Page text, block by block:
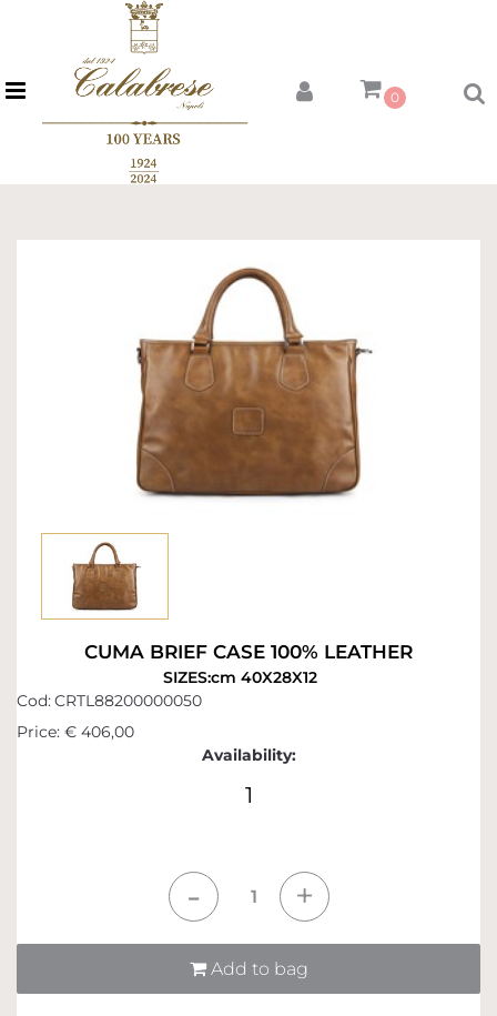
Open menu 0
CUMA BRIEF CASE 100% LEATHER
SIZES:cm 40X28X12
Cod:CRTL88200000050
Price: € 406,00
Availability:
1
Add to bag